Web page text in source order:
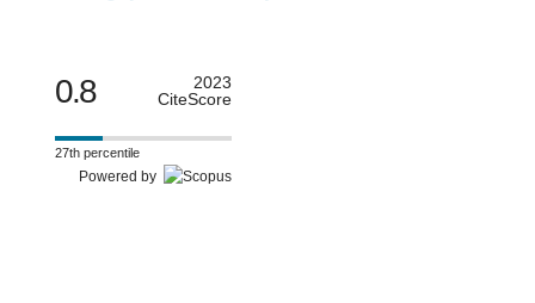
0.8
2023
CiteScore
27th percentile
Powered by